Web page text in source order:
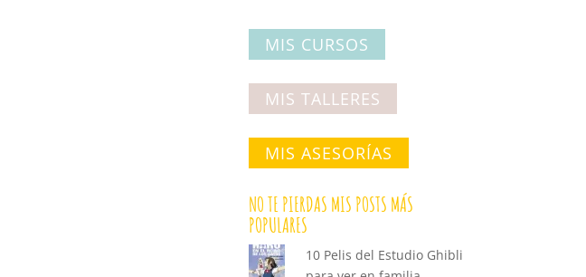
MIS CURSOS
MIS TALLERES
MIS ASESORÍAS
NO TE PIERDAS MIS POSTS MÁS
POPULARES
10 Pelis del Estudio Ghibli